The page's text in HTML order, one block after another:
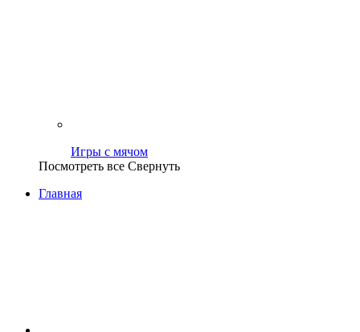
Игры с мячом
Посмотреть все Свернуть
Главная